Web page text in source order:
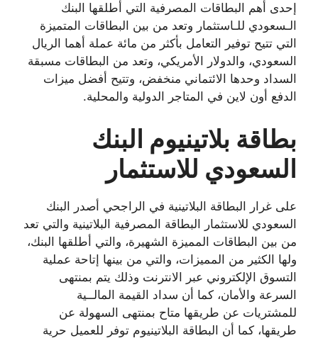
إحدى أهم البطاقات المصرفية التي أطلقها البنك
الـسعودي للـاستثمار وتعد من بين البطاقات المتميزة
التي تتيح توفير التعامل بأكثر من مائة عملة أهما الريال
السعودي، والدولار الأمريكي، وتعد من البطاقات مسبقة
السداد وحدها الائتماني منخفض، وتتيح أفضل ميزات
الدفع أون لاين في المتاجر الدولية والمحلية.
بطاقة بلاتينيوم البنك
السعودي للاستثمار
على غرار البطاقة البلاتينية في الراجحي أصدر البنك
السعودي للاستثمار البطاقة المصرفية البلاتينية والتي تعد
من بين البطاقات المميزة الشهيرة، والتي أطلقها البنك،
ولها الكثير من المميزات، والتي من بينها إتاحة عملية
التسوق الإلكتروني عبر الانترنت وذلك يتم بمنتهى
السرعة والأمان، كما أن سداد القيمة المالــية
للمشتريات عن طريقها متاح بمنتهى السهولة عن
طريقها، كما أن البطاقة البلاتينيوم توفر للعميل حرية